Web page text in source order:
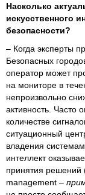
Насколько
искусственного
безопасности?
– Когда эксперты
Безопасных
оператор может
на мониторе в
непроизвольно
активность. Часто
количестве
ситуационный
владения
интеллект
принятия решений
management –